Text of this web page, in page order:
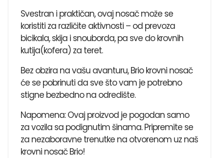
Svestran i praktičan, ovaj nosač može se
koristiti za različite aktivnosti – od prevoza
bicikala, skija i snouborda, pa sve do krovnih
kutija(kofera) za teret.
Bez obzira na vašu avanturu, Brio krovni nosač
će se pobrinuti da sve što vam je potrebno
stigne bezbedno na odredište.
Napomena: Ovaj proizvod je pogodan samo
za vozila sa podignutim šinama. Pripremite se
za nezaboravne trenutke na otvorenom uz naš
krovni nosač Brio!